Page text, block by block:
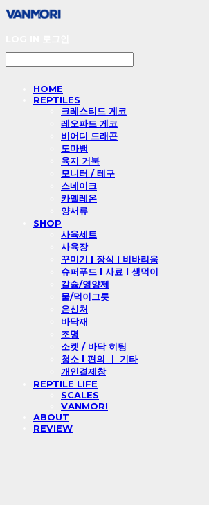
HOME
REPTILES
크레스티드 게코
레오파드 게코
비어디 드래곤
도마뱀
육지 거북
모니터 / 테구
스네이크
카멜레온
양서류
SHOP
사육세트
사육장
꾸미기 l 장식 l 비바리움
슈퍼푸드 l 사료 l 생먹이
칼슘/영양제
물/먹이그릇
은신처
바닥재
조명
소켓 / 바닥 히팅
청소 l 편의 ㅣ 기타
개인결제창
REPTILE LIFE
SCALES
VANMORI
ABOUT
REVIEW